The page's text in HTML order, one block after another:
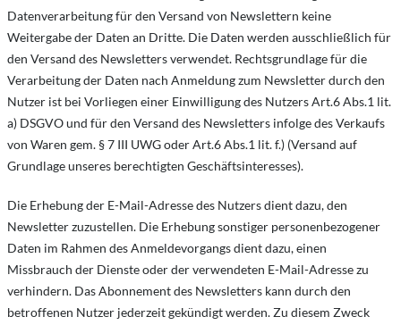
Datenverarbeitung für den Versand von Newslettern keine
Weitergabe der Daten an Dritte. Die Daten werden ausschließlich für
den Versand des Newsletters verwendet. Rechtsgrundlage für die
Verarbeitung der Daten nach Anmeldung zum Newsletter durch den
Nutzer ist bei Vorliegen einer Einwilligung des Nutzers Art.6 Abs.1 lit.
a) DSGVO und für den Versand des Newsletters infolge des Verkaufs
von Waren gem. § 7 III UWG oder Art.6 Abs.1 lit. f.) (Versand auf
Grundlage unseres berechtigten Geschäftsinteresses).
Die Erhebung der E-Mail-Adresse des Nutzers dient dazu, den
Newsletter zuzustellen. Die Erhebung sonstiger personenbezogener
Daten im Rahmen des Anmeldevorgangs dient dazu, einen
Missbrauch der Dienste oder der verwendeten E-Mail-Adresse zu
verhindern. Das Abonnement des Newsletters kann durch den
betroffenen Nutzer jederzeit gekündigt werden. Zu diesem Zweck